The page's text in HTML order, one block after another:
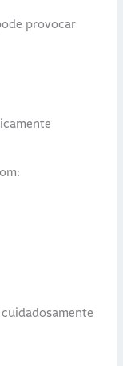
provocar